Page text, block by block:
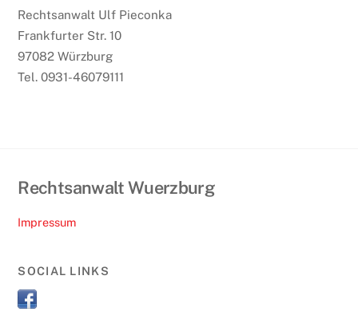
Rechtsanwalt Ulf Pieconka
Frankfurter Str. 10
97082 Würzburg
Tel. 0931-46079111
Rechtsanwalt Wuerzburg
Impressum
SOCIAL LINKS